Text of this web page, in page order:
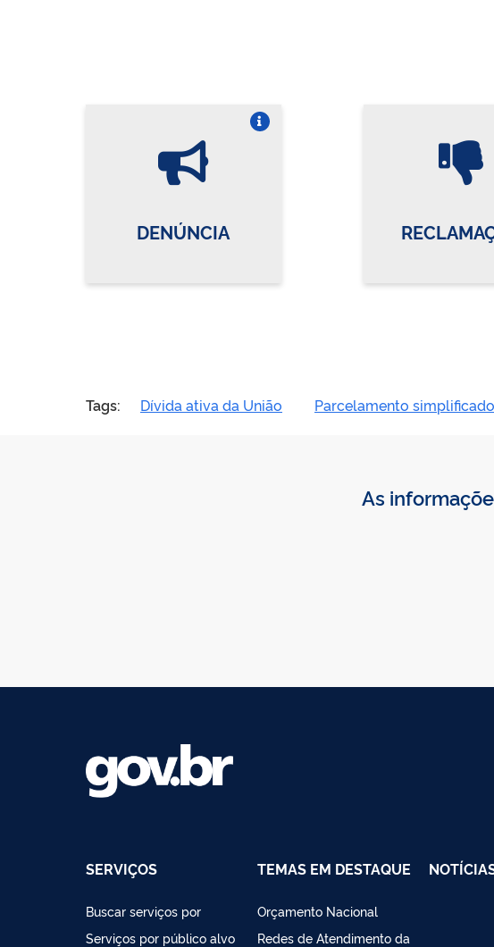
DENÚNCIA
Tags: Dívida ativa da União Parcelamento simplificado
As
SERVIÇOS
Buscar serviços por
Serviços por público alvo
TEMAS EM DESTAQUE
Orçamento Nacional
Redes de Atendimento da